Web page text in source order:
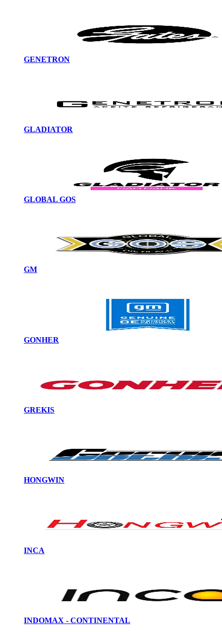
GENETRON
GLADIATOR
GLOBAL GOS
GM
GONHER
GREKIS
HONGWIN
INCA
INDOMAX - CONTINENTAL